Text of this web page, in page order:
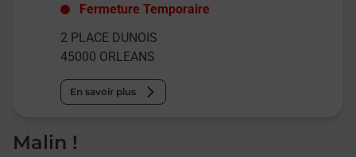
Fermeture Temporaire
2 PLACE DUNOIS
45000 ORLEANS
En savoir plus
Malin !